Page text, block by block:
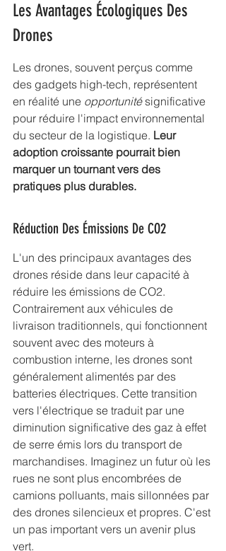
Les Avantages Écologiques Des
Drones
Les drones, souvent perçus comme
des gadgets high-tech, représentent
en réalité une opportunité significative
pour réduire l'impact environnemental
du secteur de la logistique. Leur
adoption croissante pourrait bien
marquer un tournant vers des
pratiques plus durables.
Réduction Des Émissions De CO2
L'un des principaux avantages des
drones réside dans leur capacité à
réduire les émissions de CO2.
Contrairement aux véhicules de
livraison traditionnels, qui fonctionnent
souvent avec des moteurs à
combustion interne, les drones sont
généralement alimentés par des
batteries électriques. Cette transition
vers l'électrique se traduit par une
diminution significative des gaz à effet
de serre émis lors du transport de
marchandises. Imaginez un futur où les
rues ne sont plus encombrées de
camions polluants, mais sillonnées par
des drones silencieux et propres. C'est
un pas important vers un avenir plus
vert.